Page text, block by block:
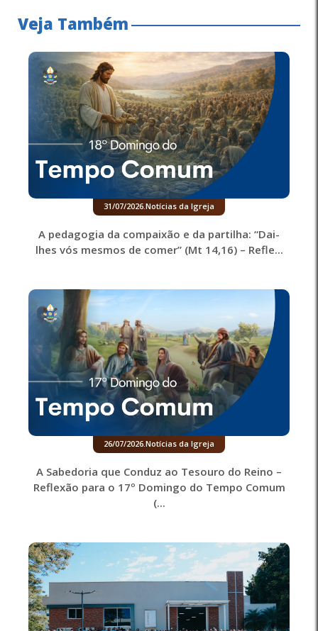
Veja Também
31/07/2026.Notícias da Igreja
A pedagogia da compaixão e da partilha: “Dai-
lhes vós mesmos de comer” (Mt 14,16) – Refle...
26/07/2026.Notícias da Igreja
A Sabedoria que Conduz ao Tesouro do Reino –
Reflexão para o 17º Domingo do Tempo Comum
(...